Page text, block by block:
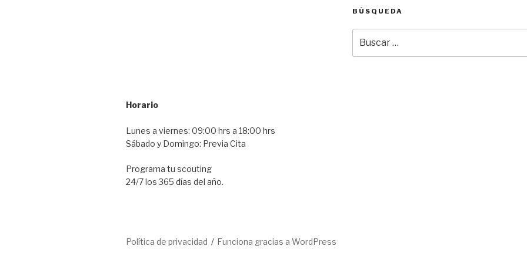
Horario
Lunes a viernes: 09:00 hrs a 18:00 hrs
Sábado y Domingo: Previa Cita
Programa tu scouting
24/7 los 365 días del año.
BÚSQUEDA
por:
Política de privacidad Funciona gracias a WordPress